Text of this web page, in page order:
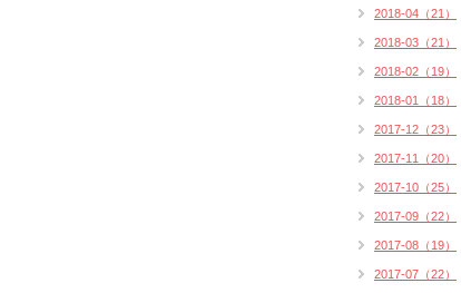
2018-04（21）
2018-03（21）
2018-02（19）
2018-01（18）
2017-12（23）
2017-11（20）
2017-10（25）
2017-09（22）
2017-08（19）
2017-07（22）